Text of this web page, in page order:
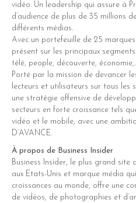
vidéo. Un leadership qui assure à
d’audience de plus de 35 millions
différents médias.
Avec un portefeuille de 25
présent sur les principaux
télé, people, découverte,
Porté par la mission de devancer
lecteurs et utilisateurs sur tous les
une stratégie offensive de
secteurs en forte croissance tels
vidéo et le mobile, avec une
D’AVANCE.
À propos de Business Insider
Business Insider, le plus grand site
aux Etats-Unis et marque média
croissances au monde, offre une
de vidéos, de photographies et